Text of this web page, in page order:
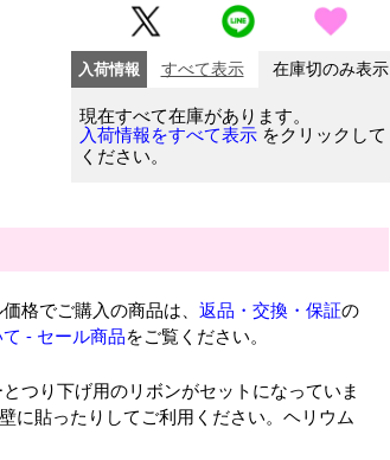
入荷情報 すべて表示 在庫切のみ表示
現在すべて在庫があります。
入荷情報をすべて表示 をクリックして
ください。
格でご購入の商品は、 返品・交換・保証の
- セール商品をご覧ください。
つり下げ用のリボンがセットになっていま
に貼ったりしてご利用ください。ヘリウム